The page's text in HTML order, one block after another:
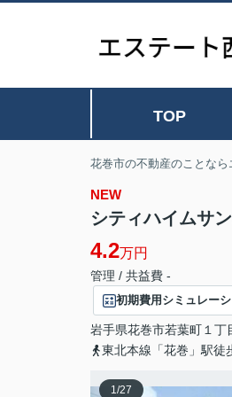
TOP
花巻市の不動産のことな
NEW
シティハイム
4.2万円
管理 / 共益費 -
初期費用シミュレー
岩手県花巻市若葉町 １丁
東北本線「花巻」駅徒
1/27